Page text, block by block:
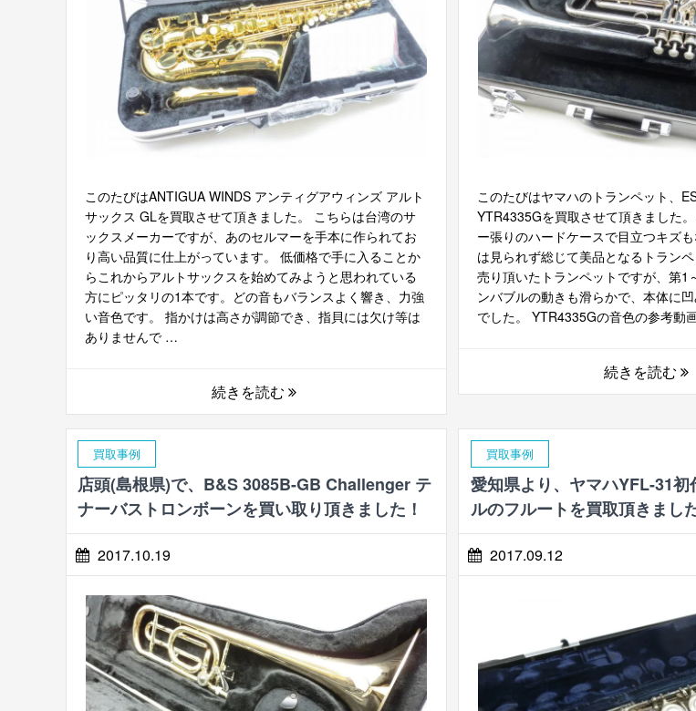
このたびはANTIGUA WINDS アンティグアウィンズ アルト
サックス GLを買取させて頂きました。 こちらは台湾のサ
ックスメーカーですが、あのセルマーを手本に作られてお
り高い品質に仕上がっています。 低価格で手に入ることか
らこれからアルトサックスを始めてみようと思われている
方にピッタリの1本です。どの音もバランスよく響き、力強
い音色です。 指かけは高さが調節でき、指貝には欠け等は
ありませんで …
続きを読む
このたびはヤマハのトランペット、
YTR4335Gを買取させて頂きました
ー張りのハードケースで目立つキズ
は見られず総じて美品となるトラン
売り頂いたトランペットですが、第1
ンバブルの動きも滑らかで、本体に
でした。 YTR4335Gの音色の参考動
続きを読む
買取事例
店頭(島根県)で、B&S 3085B-GB Challenger テ
ナーバストロンボーンを買い取り頂きました！
2017.10.19
買取事例
愛知県より、ヤマハYFL-31
ルのフルートを買取頂きまし
2017.09.12